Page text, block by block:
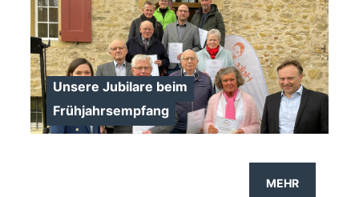
>
Unsere Jubilare beim
Frühjahrsempfang
MEHR